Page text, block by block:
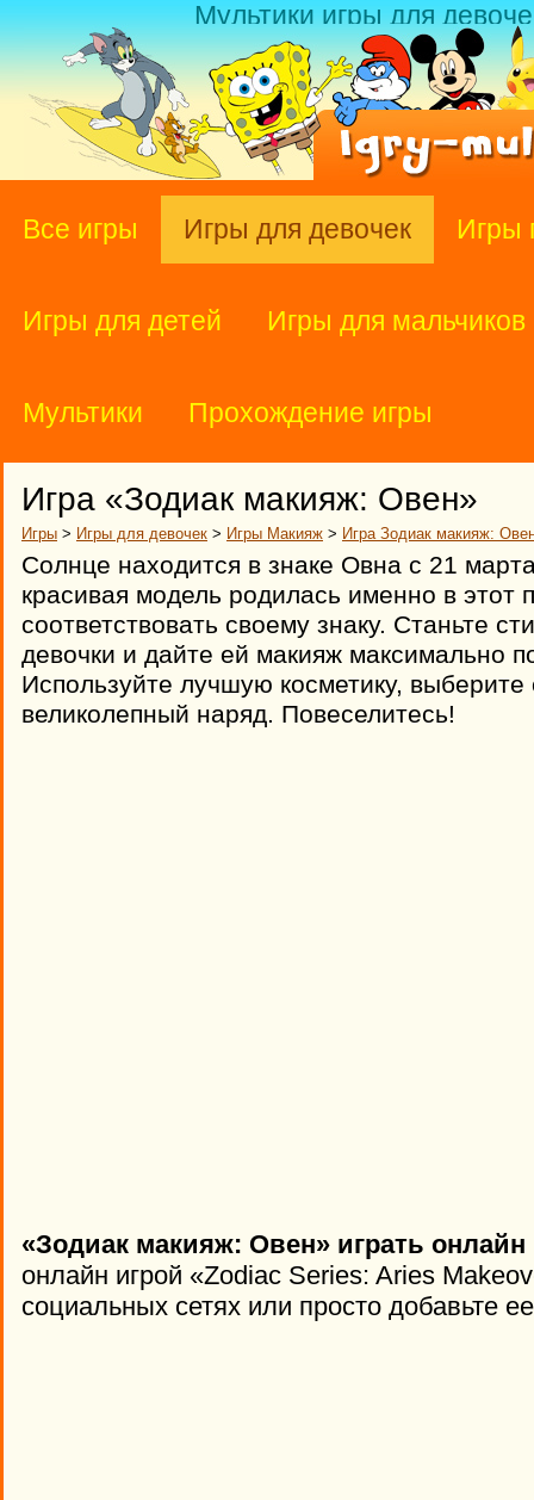
Мультики игры для
Все игры Игры для девочек Игры
Игры для детей Игры для мальчиков
Мультики Прохождение игры
Игра «Зодиак макияж: Овен»
Игры > Игры для девочек > Игры Макияж > Игра Зодиак макияж:
Солнце находится в знаке Овна с 21
красивая модель родилась именно в этот
соответствовать своему знаку. Станьте
девочки и дайте ей макияж максимально
Используйте лучшую косметику, выберите
великолепный наряд. Повеселитесь!
«Зодиак макияж: Овен» играть онлайн
онлайн игрой «Zodiac Series: Aries
социальных сетях или просто добавьте